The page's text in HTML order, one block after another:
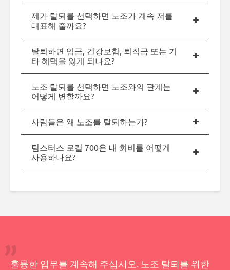
제가 탈퇴를 선택하면 노조가 계속 저를
대표해 줄까요?
탈퇴하면 임금, 건강보험, 퇴직금 또는 기
타 혜택을 잃게 되나요?
노조 탈퇴를 선택하면 노조와의 관계는
어떻게 변할까요?
사람들은 왜 노조를 탈퇴하는가?
팀스터스 로컬 700은 내 회비를 어떻게
사용하나요?
훌륭한 업무를 계속해 주십시오. 노조 탈퇴를 위한